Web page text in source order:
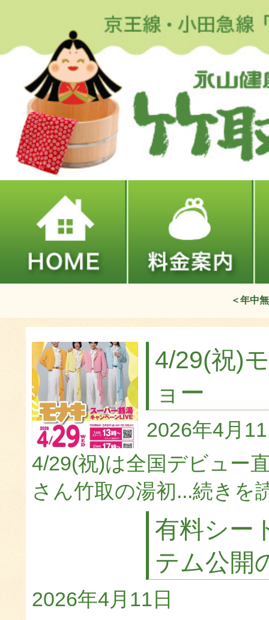
＜年中
4/29(祝)
ョー
2026年4月
4/29(祝)は全国デビュー
さん竹取の湯初...続きを
有料シー
テム公開
2026年4月11日